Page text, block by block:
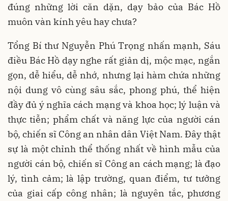
đúng những lời căn dặn, dạy bảo của Bác Hồ
muôn vàn kính yêu hay chưa?
Tổng Bí thư Nguyễn Phú Trọng nhấn mạnh, Sáu
điều Bác Hồ dạy nghe rất giản dị, mộc mạc, ngắn
gọn, dễ hiểu, dễ nhớ, nhưng lại hàm chứa những
nội dung vô cùng sâu sắc, phong phú, thể hiện
đầy đủ ý nghĩa cách mạng và khoa học; lý luận và
thực tiễn; phẩm chất và năng lực của người cán
bộ, chiến sĩ Công an nhân dân Việt Nam. Đây thật
sự là một chỉnh thể thống nhất về hình mẫu của
người cán bộ, chiến sĩ Công an cách mạng; là đạo
lý, tình cảm; là lập trường, quan điểm, tư tưởng
của giai cấp công nhân; là nguyên tắc, phương